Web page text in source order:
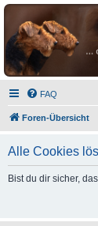
airedale-
FAQ
Foren-Übersicht
Alle Cookies
Bist du dir sicher,